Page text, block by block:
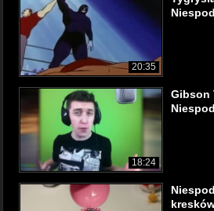
20:35
18:24
Gibson